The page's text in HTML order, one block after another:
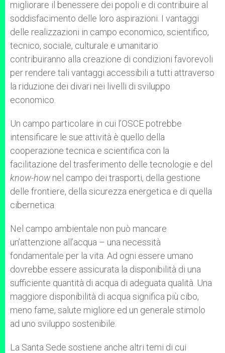
migliorare il benessere dei popoli e di contribuire al
soddisfacimento delle loro aspirazioni. I vantaggi
delle realizzazioni in campo economico, scientifico,
tecnico, sociale, culturale e umanitario
contribuiranno alla creazione di condizioni favorevoli
per rendere tali vantaggi accessibili a tutti attraverso
la riduzione dei divari nei livelli di sviluppo
economico.
Un campo particolare in cui l’OSCE potrebbe
intensificare le sue attività è quello della
cooperazione tecnica e scientifica con la
facilitazione del trasferimento delle tecnologie e del
know-how nel campo dei trasporti, della gestione
delle frontiere, della sicurezza energetica e di quella
cibernetica.
Nel campo ambientale non può mancare
un’attenzione all’acqua – una necessità
fondamentale per la vita. Ad ogni essere umano
dovrebbe essere assicurata la disponibilità di una
sufficiente quantità di acqua di adeguata qualità. Una
maggiore disponibilità di acqua significa più cibo,
meno fame, salute migliore ed un generale stimolo
ad uno sviluppo sostenibile.
La Santa Sede sostiene anche altri temi di cui